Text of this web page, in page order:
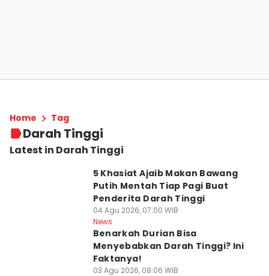
Home Tag
Darah Tinggi
Latest in Darah Tinggi
5 Khasiat Ajaib Makan Bawang
Putih Mentah Tiap Pagi Buat
Penderita Darah Tinggi
04 Agu 2026, 07:00 WIB
News
Benarkah Durian Bisa
Menyebabkan Darah Tinggi? Ini
Faktanya!
03 Agu 2026, 08:06 WIB